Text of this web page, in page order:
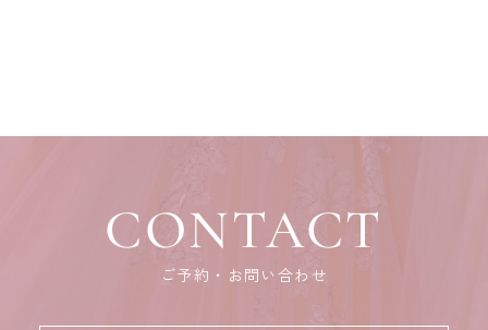
CONTACT
ご予約・お問い合わせ